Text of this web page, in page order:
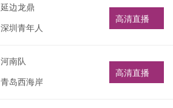
延边龙鼎
深圳青年人
高清直播
河南队
青岛西海岸
高清直播